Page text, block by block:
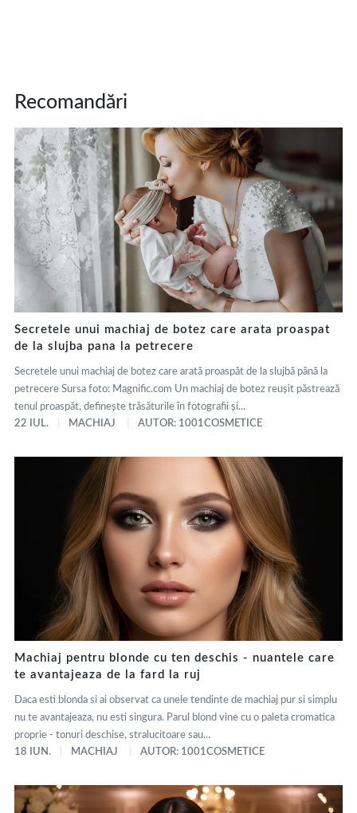
Recomandări
Secretele unui machiaj de botez care arata proaspat
de la slujba pana la petrecere
Secretele unui machiaj de botez care arată proaspăt de la slujbă până la
petrecere Sursa foto: Magnific.com Un machiaj de botez reușit păstrează
tenul proaspăt, definește trăsăturile în fotografii și...
22 IUL.
MACHIAJ AUTOR: 1001COSMETICE
Machiaj pentru blonde cu ten deschis - nuantele care
te avantajeaza de la fard la ruj
Daca esti blonda si ai observat ca unele tendinte de machiaj pur si simplu
nu te avantajeaza, nu esti singura. Parul blond vine cu o paleta cromatica
proprie - tonuri deschise, stralucitoare sau...
18 IUN.
MACHIAJ AUTOR: 1001COSMETICE